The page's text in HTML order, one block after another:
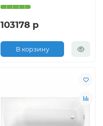
103178 р
В корзину